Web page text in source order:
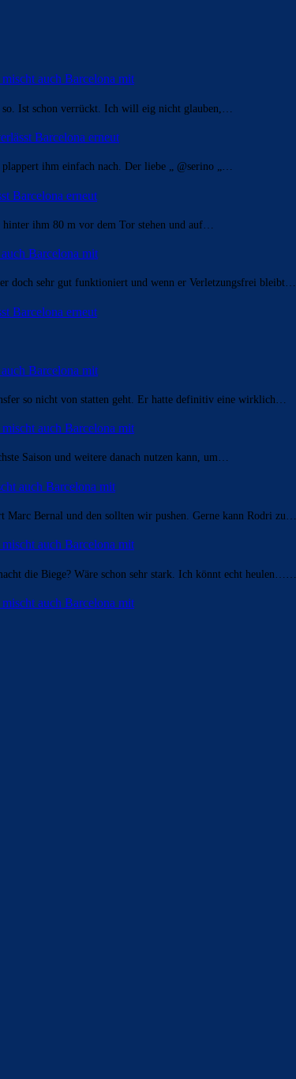
auch Barcelona mit
Ist schon verrückt. Ich will eig nicht glauben,…
Barcelona erneut
ihm einfach nach. Der liebe „ @serino „…
Barcelona erneut
ihm 80 m vor dem Tor stehen und auf…
Barcelona mit
doch sehr gut funktioniert und wenn er Verletzungsfrei bleibt…
Barcelona erneut
Barcelona mit
so nicht von statten geht. Er hatte definitiv eine wirklich…
auch Barcelona mit
Saison und weitere danach nutzen kann, um…
auch Barcelona mit
Bernal und den sollten wir pushen. Gerne kann Rodri zu…
auch Barcelona mit
die Biege? Wäre schon sehr stark. Ich könnt echt heulen……
auch Barcelona mit